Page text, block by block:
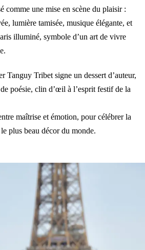
comme une mise en scène du plaisir :
lumière tamisée, musique élégante, et
illuminé, symbole d’un art de vivre
Tanguy Tribet signe un dessert d’auteur,
poésie, clin d’œil à l’esprit festif de la
maîtrise et émotion, pour célébrer la
plus beau décor du monde.